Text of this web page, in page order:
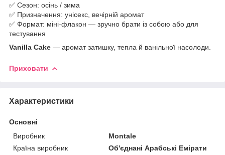
✅ Сезон: осінь / зима
✅ Призначення: унісекс, вечірній аромат
✅ Формат: міні-флакон — зручно брати із собою або для
тестування
Vanilla Cake — аромат затишку, тепла й ванільної насолоди.
Приховати
Характеристики
Основні
Виробник
Montale
Країна виробник
Об'єднані Арабські Емірати